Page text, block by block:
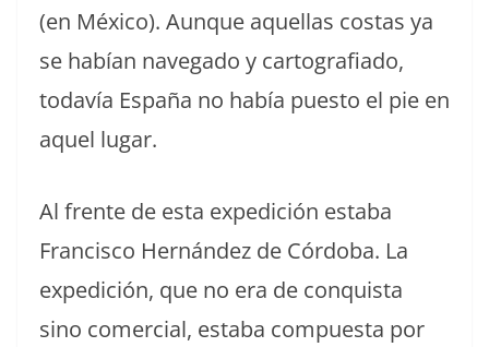
(en México). Aunque aquellas costas ya
se habían navegado y cartografiado,
todavía España no había puesto el pie en
aquel lugar.
Al frente de esta expedición estaba
Francisco Hernández de Córdoba. La
expedición, que no era de conquista
sino comercial, estaba compuesta por